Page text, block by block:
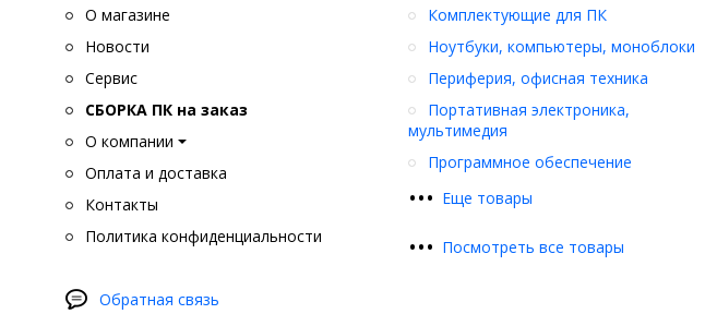
О магазине
Новости
Сервис
СБОРКА ПК на заказ
О компании
Оплата и доставка
Контакты
Политика конфиденциальности
Обратная связь
••• Еще товары
Комплектующие для ПК
Ноутбуки, компьютеры, моноблоки
Периферия, офисная техника
Портативная электроника,
мультимедия
Программное обеспечение
••• Посмотреть все товары